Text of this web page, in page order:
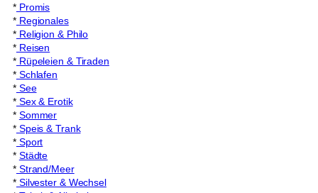
*Promis
*Regionales
*Religion & Philo
*Reisen
*Rüpeleien & Tiraden
*Schlafen
*See
*Sex & Erotik
* Sommer
*Speis & Trank
*Sport
* Städte
*Strand/Meer
*Silvester & Wechsel